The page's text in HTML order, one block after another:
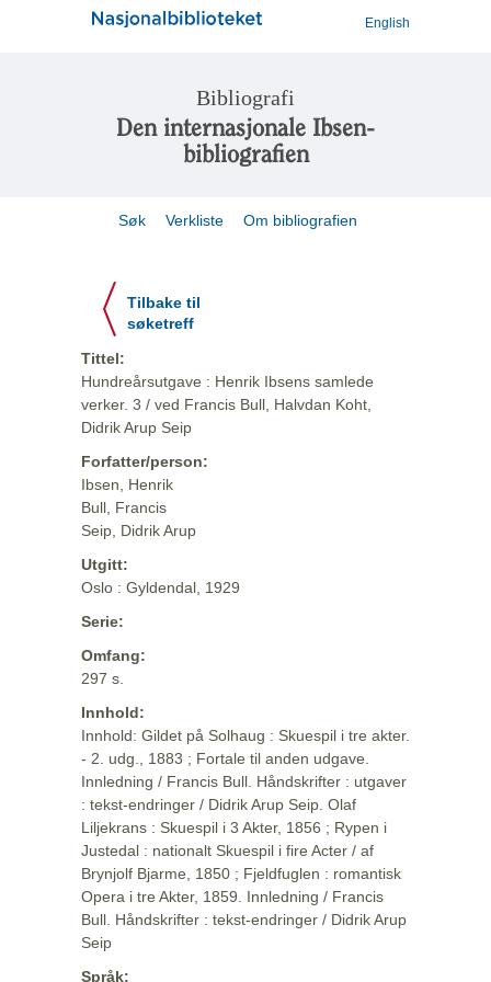
English
Bibliografi
Den internasjonale Ibsen-
bibliografien
Søk Verkliste Om bibliografien
Tilbake til
søketreff
Tittel:
Hundreårsutgave : Henrik Ibsens samlede
verker. 3 / ved Francis Bull, Halvdan Koht,
Didrik Arup Seip
Forfatter/person:
Ibsen, Henrik
Bull, Francis
Seip, Didrik Arup
Utgitt:
Oslo : Gyldendal, 1929
Serie:
Omfang:
297 s.
Innhold:
Innhold: Gildet på Solhaug : Skuespil i tre akter.
- 2. udg., 1883 ; Fortale til anden udgave.
Innledning / Francis Bull. Håndskrifter : utgaver
: tekst-endringer / Didrik Arup Seip. Olaf
Liljekrans : Skuespil i 3 Akter, 1856 ; Rypen i
Justedal : nationalt Skuespil i fire Acter / af
Brynjolf Bjarme, 1850 ; Fjeldfuglen : romantisk
Opera i tre Akter, 1859. Innledning / Francis
Bull. Håndskrifter : tekst-endringer / Didrik Arup
Seip
Språk: